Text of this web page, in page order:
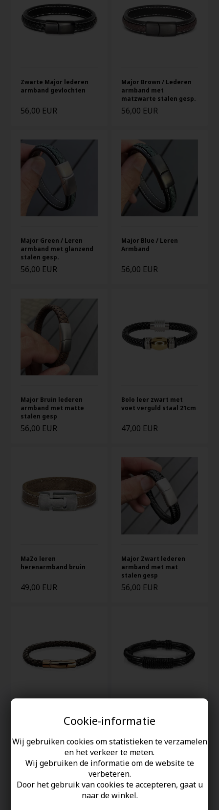
Cookie-informatie
Wij gebruiken cookies om statistieken te verzamelen
en het verkeer te meten.
Wij gebruiken de informatie om de website te
verbeteren.
Door het gebruik van cookies te accepteren, gaat u
naar de winkel.
Zwarte Major lederen
armband gevlochten
56,00 EUR
Major Brown / Lederen
armband met
matzwarte stalen gesp.
56,00 EUR
Major Green / Leren
armband met glanzend
stalen gesp.
56,00 EUR
Major Blue / Leren
Armband
56,00 EUR
Major Bruin lederen
armband met matte
stalen gesp
56,00 EUR
Bolo leer zwart met
voet verguld staal 21cm
47,00 EUR
MaZo leren
herenarmband bruin
49,00 EUR
Major Zwart lederen
armband met mat
stalen gesp
56,00 EUR
XT Bruin IMT Leren
Armband - Rose
39,00 EUR
Strew leren polsbandjes
IMT
20,00 EUR